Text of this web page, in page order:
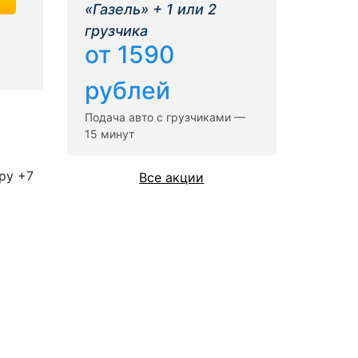
+7
«Газель» + 1 или 2
грузчика
от 1590
рублей
Подача авто с грузчиками —
15 минут
Все акции